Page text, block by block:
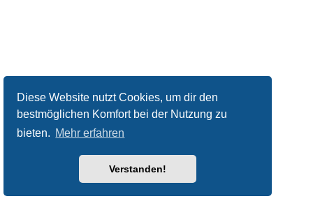
Diese Website nutzt Cookies, um dir den
bestmöglichen Komfort bei der Nutzung zu
bieten. Mehr erfahren
Verstanden!